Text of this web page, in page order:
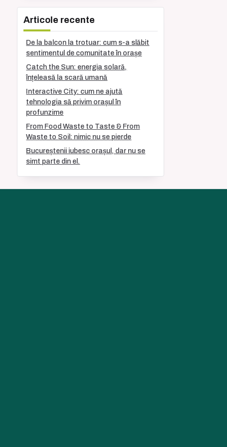
Articole recente
De la balcon la trotuar: cum s-a slăbit
sentimentul de comunitate în orașe
Catch the Sun: energia solară,
înțeleasă la scară umană
Interactive City: cum ne ajută
tehnologia să privim orașul în
profunzime
From Food Waste to Taste & From
Waste to Soil: nimic nu se pierde
Bucureștenii iubesc orașul, dar nu se
simt parte din el.